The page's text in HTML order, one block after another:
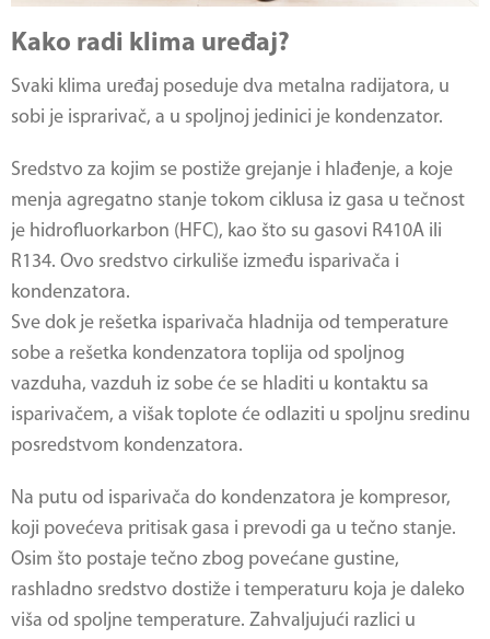
Kako radi klima uređaj?
Svaki klima uređaj poseduje dva metalna radijatora, u
sobi je isprarivač, a u spoljnoj jedinici je kondenzator.
Sredstvo za kojim se postiže grejanje i hlađenje, a koje
menja agregatno stanje tokom ciklusa iz gasa u tečnost
je hidrofluorkarbon (HFC), kao što su gasovi R410A ili
R134. Ovo sredstvo cirkuliše između isparivača i
kondenzatora.
Sve dok je rešetka isparivača hladnija od temperature
sobe a rešetka kondenzatora toplija od spoljnog
vazduha, vazduh iz sobe će se hladiti u kontaktu sa
isparivačem, a višak toplote će odlaziti u spoljnu sredinu
posredstvom kondenzatora.
Na putu od isparivača do kondenzatora je kompresor,
koji povećeva pritisak gasa i prevodi ga u tečno stanje.
Osim što postaje tečno zbog povećane gustine,
rashladno sredstvo dostiže i temperaturu koja je daleko
viša od spoljne temperature. Zahvaljujući razlici u